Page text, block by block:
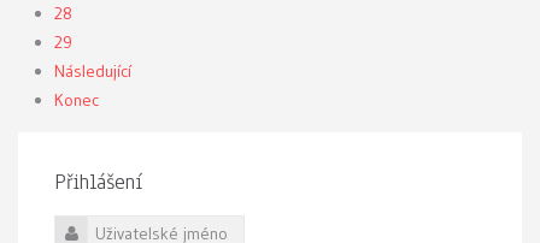
28
29
Následující
Konec
Přihlášení
Uživatelské jméno